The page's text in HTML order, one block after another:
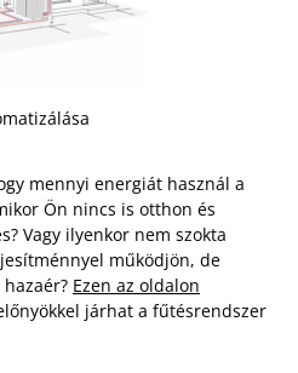
mennyi energiát használ a
Ön nincs is otthon és
Vagy ilyenkor nem szokta
működjön, de
Ezen az oldalon
járhat a fűtésrendszer